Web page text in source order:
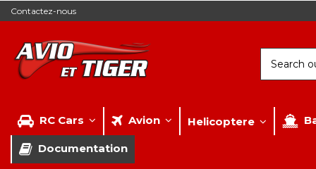
Contactez-nous
RC Cars Avion Helicoptere
Documentation